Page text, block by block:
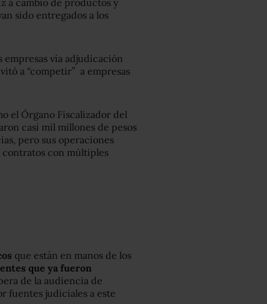
a cambio de productos y
sido entregados a los
empresas vía adjudicación
a “competir” a empresas
el Órgano Fiscalizador del
casi mil millones de pesos
pero sus operaciones
contratos con múltiples
que están en manos de los
que ya fueron
de la audiencia de
fuentes judiciales a este